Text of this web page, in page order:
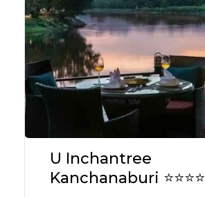
U Inchantree
Kanchanaburi ⭐⭐⭐⭐